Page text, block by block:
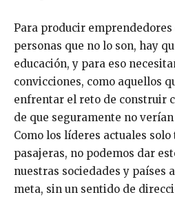
Para producir
personas que no lo son, hay
educación, y para eso
convicciones, como aquellos
enfrentar el reto de construir
de que seguramente no
Como los líderes actuales
pasajeras, no podemos dar
nuestras sociedades y países
meta, sin un sentido de